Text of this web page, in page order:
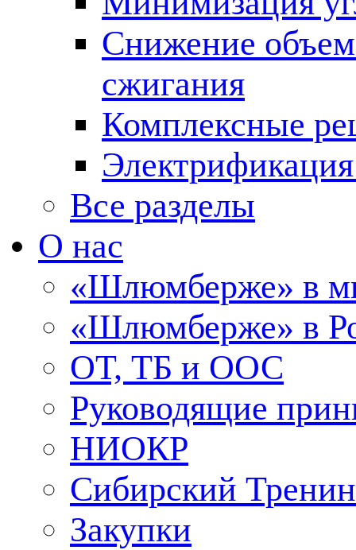
Снижение
сжигания
Комплексные
Все разделы
О нас
«Шлюмберже» в
«Шлюмберже» в
ОТ, ТБ и ООС
Руководящие
НИОКР
Сибирский
Закупки